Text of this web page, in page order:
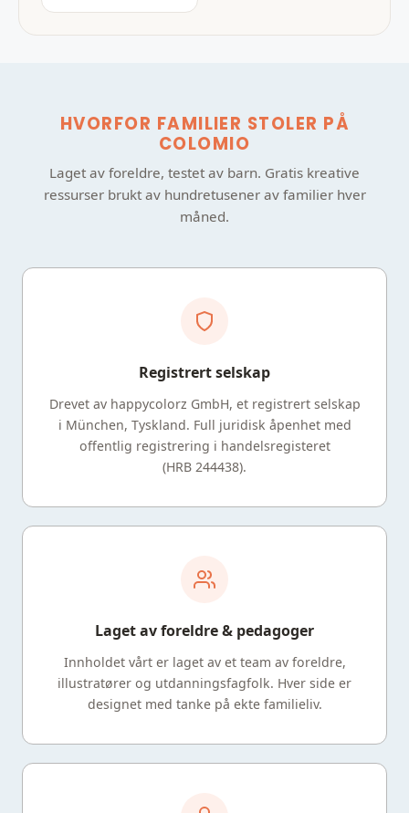
HVORFOR FAMILIER STOLER PÅ
COLOMIO
Laget av foreldre, testet av barn. Gratis kreative
ressurser brukt av hundretusener av familier hver
måned.
Registrert selskap
Drevet av happycolorz GmbH, et registrert selskap
i München, Tyskland. Full juridisk åpenhet med
offentlig registrering i handelsregisteret
(HRB 244438).
Laget av foreldre & pedagoger
Innholdet vårt er laget av et team av foreldre,
illustratører og utdanningsfagfolk. Hver side er
designet med tanke på ekte familieliv.